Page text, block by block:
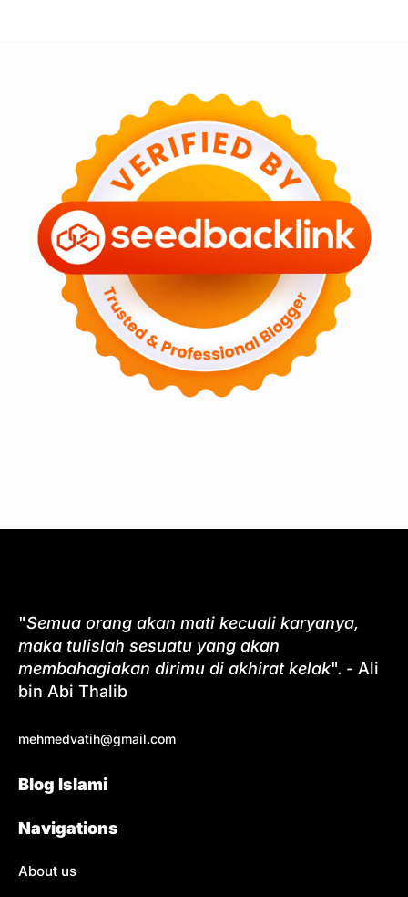
"Semua orang akan mati kecuali karyanya,
maka tulislah sesuatu yang akan
membahagiakan dirimu di akhirat kelak". - Ali
bin Abi Thalib
mehmedvatih@gmail.com
Blog Islami
Navigations
About us